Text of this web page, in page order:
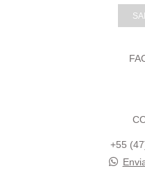
+55